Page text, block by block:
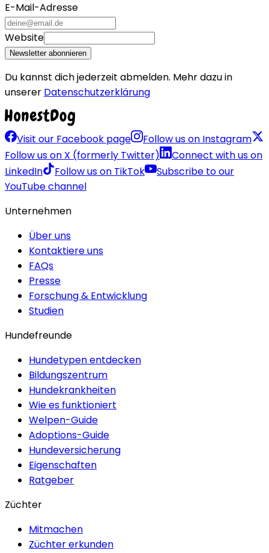
E-Mail-Adresse
Website
Newsletter abonnieren
Du kannst dich jederzeit abmelden. Mehr dazu in
unserer Datenschutzerklärung
Visit our Facebook page
Follow us on Instagram
Follow us on X (formerly Twitter)
Connect with us on
LinkedIn
Follow us on TikTok
Subscribe to our
YouTube channel
Unternehmen
Über uns
Kontaktiere uns
FAQs
Presse
Forschung & Entwicklung
Studien
Hundefreunde
Hundetypen entdecken
Bildungszentrum
Hundekrankheiten
Wie es funktioniert
Welpen-Guide
Adoptions-Guide
Hundeversicherung
Eigenschaften
Ratgeber
Züchter
Mitmachen
Züchter erkunden